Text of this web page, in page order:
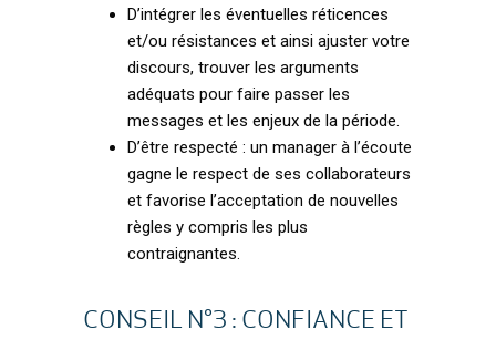
D’intégrer les éventuelles réticences
et/ou résistances et ainsi ajuster votre
discours, trouver les arguments
adéquats pour faire passer les
messages et les enjeux de la période.
D’être respecté : un manager à l’écoute
gagne le respect de ses collaborateurs
et favorise l’acceptation de nouvelles
règles y compris les plus
contraignantes.
CONSEIL N°3 : CONFIANCE ET